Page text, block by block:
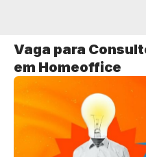
Vaga para
em Homeoffice